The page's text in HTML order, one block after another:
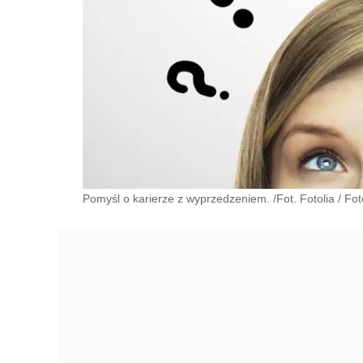
Pomyśl o karierze z wyprzedzeniem. /Fot. Fotolia /